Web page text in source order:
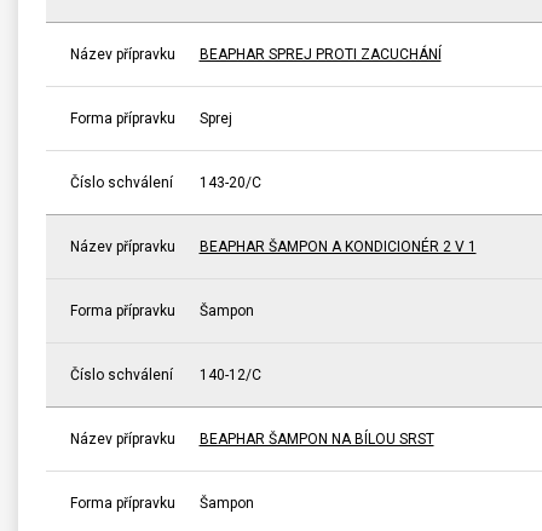
Název přípravku BEAPHAR SPREJ PROTI ZACUCHÁNÍ
Forma přípravku Sprej
Číslo schválení 143-20/C
Název přípravku BEAPHAR ŠAMPON A KONDICIONÉR 2 V 1
Forma přípravku Šampon
Číslo schválení 140-12/C
Název přípravku BEAPHAR ŠAMPON NA BÍLOU SRST
Forma přípravku Šampon